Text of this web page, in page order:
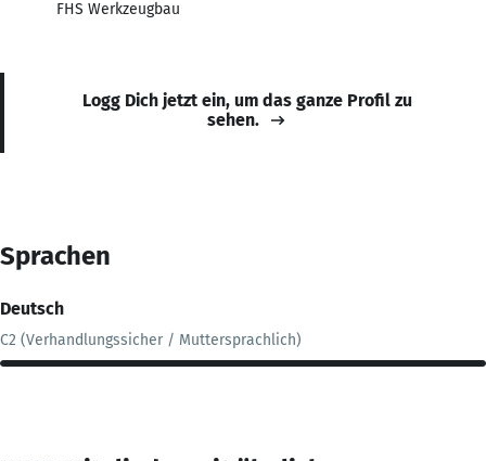
FHS Werkzeugbau
Logg Dich jetzt ein, um das ganze Profil zu
sehen.
Sprachen
Deutsch
C2 (Verhandlungssicher / Muttersprachlich)